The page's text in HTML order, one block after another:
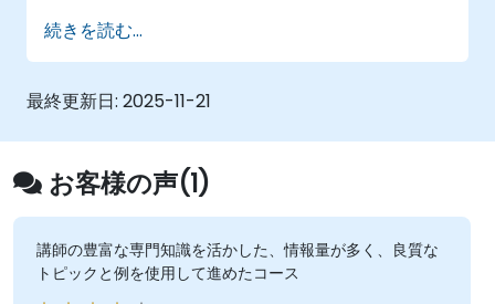
続きを読む...
最終更新日: 2025-11-21
お客様の声(1)
講師の豊富な専門知識を活かした、情報量が多く、良質な
トピックと例を使用して進めたコース